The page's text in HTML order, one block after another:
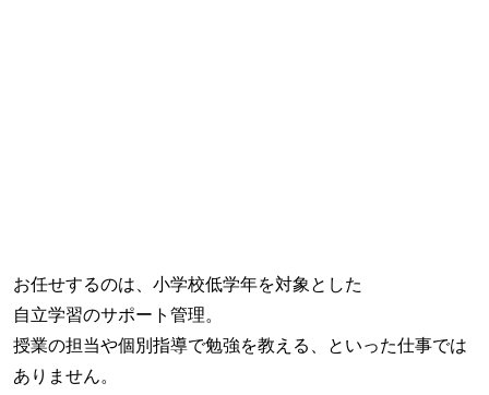
お任せするのは、小学校低学年を対象とした
自立学習のサポート管理。
授業の担当や個別指導で勉強を教える、といった仕事では
ありません。